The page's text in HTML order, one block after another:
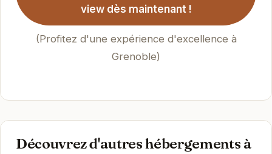
view dès maintenant !
(Profitez d'une expérience d'excellence à
Grenoble)
Découvrez d'autres hébergements à